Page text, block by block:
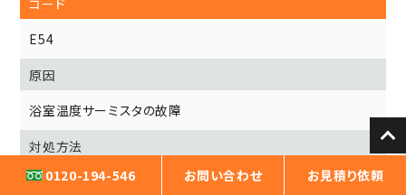
E54
浴室温度サーミスタの故障
要点検または修理を依頼。
0120-194-546 お問い合わせ お見積り依頼